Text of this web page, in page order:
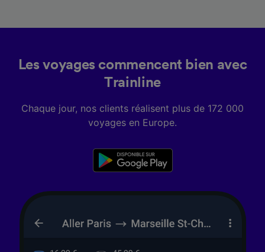
Les voyages commencent bien avec
Trainline
Chaque jour, nos clients réalisent plus de 172 000
voyages en Europe.
performance des publicités et du contenu,
études d’audience et développement de
Liste de nos partenaires (fournisseurs)